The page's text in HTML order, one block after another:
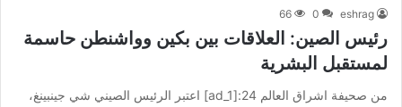
eshrag
0
66
رئيس الصين: العلاقات بين بكين وواشنطن حاسمة
لمستقبل البشرية
من صحيفة اشراق العالم 24:[ad_1] اعتبر الرئيس الصيني شي جينبينغ،